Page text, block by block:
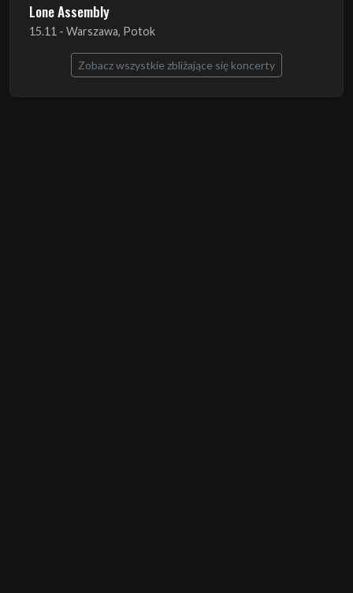
Lone Assembly
15.11 - Warszawa, Potok
Zobacz wszystkie zbliżające się koncerty